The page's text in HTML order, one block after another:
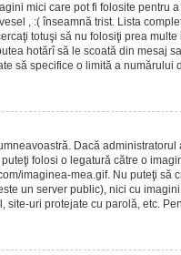
mici care pot fi folosite pentru
, :( înseamnă trist. Lista
totuşi să nu folosiţi prea
hotărî să le scoată din mesaj
să specifice o limită a numărului
Dacă
folosi o legatură către o
imaginea-mea.gif. Nu puteţi să
un server public), nici cu
site-uri protejate cu parolă, etc.